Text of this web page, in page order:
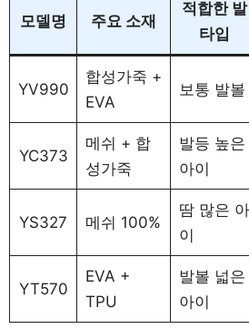
모델명 주요 소재
적합한 발
타입
YV990
합성가죽 +
EVA
보통 발볼
YC373
메쉬 + 합
성가죽
발등 높은
아이
YS327 메쉬 100%
땀 많은 아
이
YT570
EVA +
TPU
발볼 넓은
아이